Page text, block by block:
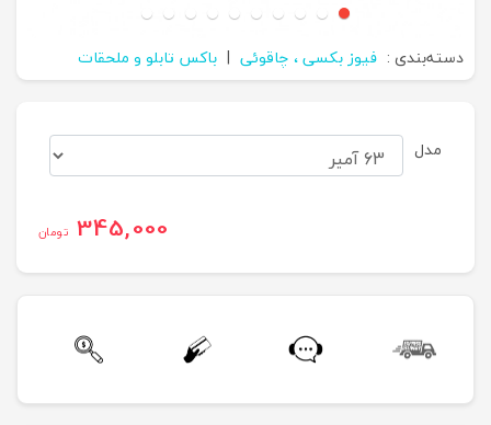
دسته‌بندی : فیوز بکسی ، چاقوئی | باکس تابلو و ملحقات
مدل
345,000 تومان